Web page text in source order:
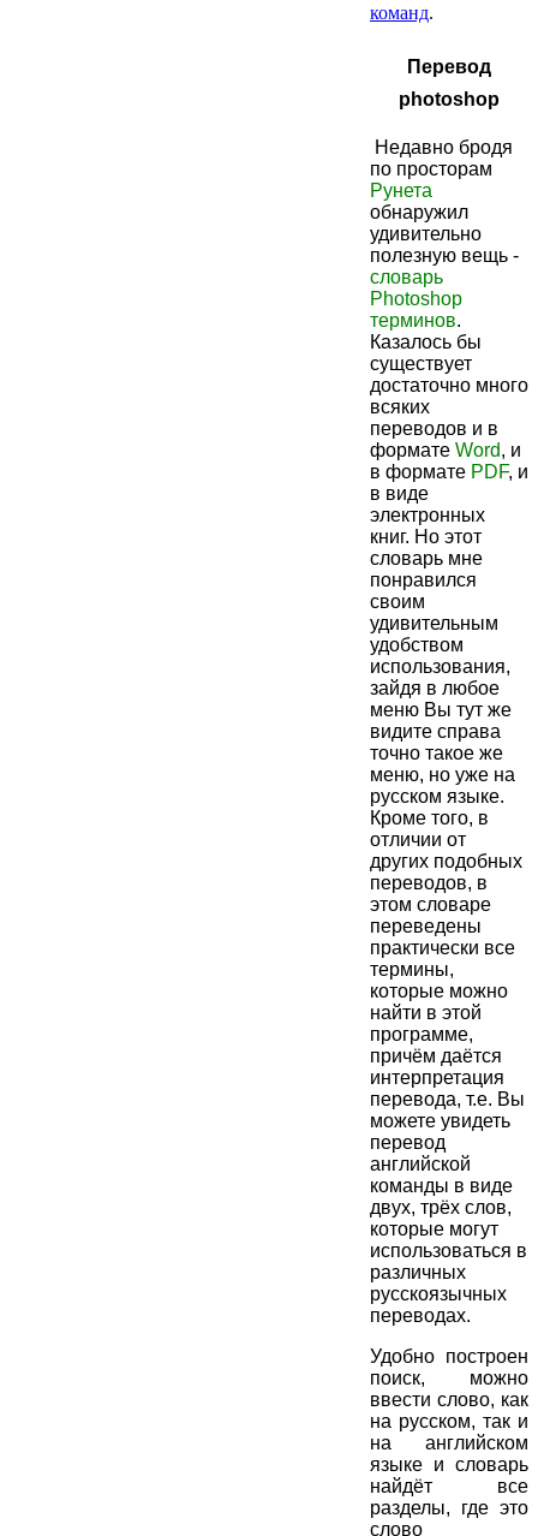
команд.
Перевод
photoshop
Недавно бродя
по просторам
Рунета
обнаружил
удивительно
полезную вещь -
словарь
Photoshop
терминов.
Казалось бы
существует
достаточно много
всяких
переводов и в
формате Word, и
в формате PDF, и
в виде
электронных
книг. Но этот
словарь мне
понравился
своим
удивительным
удобством
использования,
зайдя в любое
меню Вы тут же
видите справа
точно такое же
меню, но уже на
русском языке.
Кроме того, в
отличии от
других подобных
переводов, в
этом словаре
переведены
практически все
термины,
которые можно
найти в этой
программе,
причём даётся
интерпретация
перевода, т.е. Вы
можете увидеть
перевод
английской
команды в виде
двух, трёх слов,
которые могут
использоваться в
различных
русскоязычных
переводах.
Удобно построен
поиск, можно
ввести слово, как
на русском, так и
на английском
языке и словарь
найдёт все
разделы, где это
слово